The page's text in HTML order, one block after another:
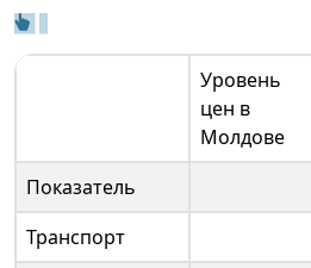
Уровень
цен в
Молдове
Показатель
Транспорт